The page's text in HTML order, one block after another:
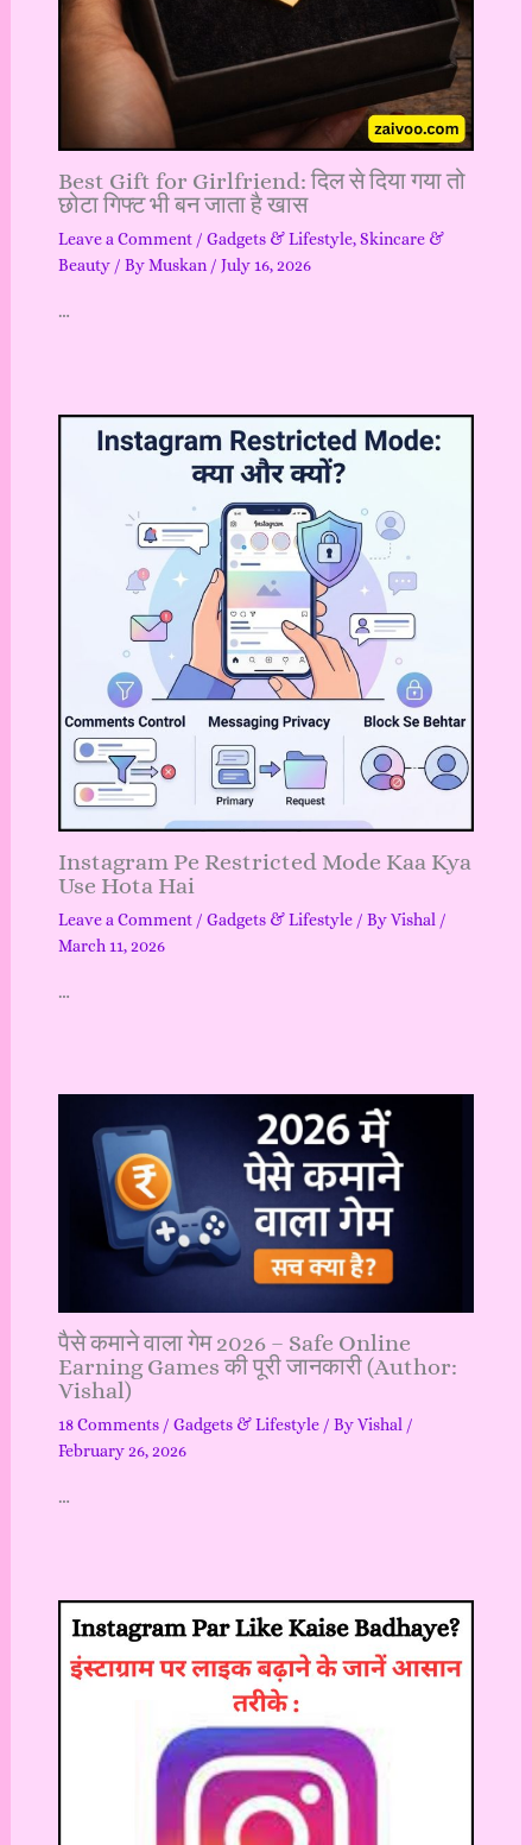
Best Gift for Girlfriend: दिल से दिया गया तो
छोटा गिफ्ट भी बन जाता है खास
Leave a Comment / Gadgets & Lifestyle,Skincare &
Beauty/ ByMuskan / July 16, 2026
…
Instagram Pe Restricted Mode Kaa Kya
Use Hota Hai
Leave a Comment / Gadgets & Lifestyle/ ByVishal /
March 11, 2026
…
पैसे कमाने वाला गेम 2026 – Safe Online
Earning Games की पूरी जानकारी (Author:
Vishal)
18 Comments / Gadgets & Lifestyle/ ByVishal /
February 26, 2026
…